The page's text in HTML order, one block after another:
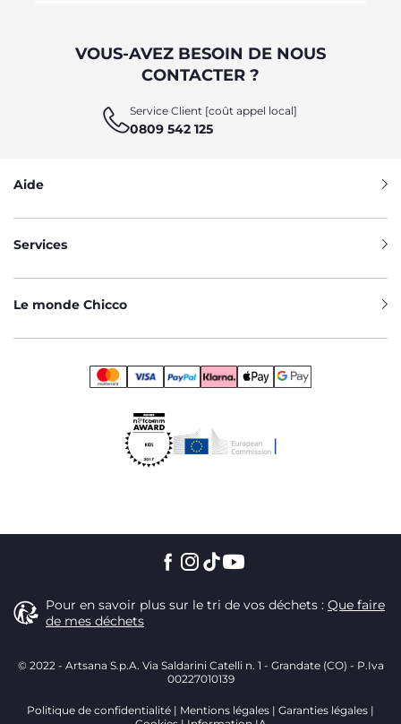
VOUS-AVEZ BESOIN DE NOUS
CONTACTER ?
Service Client [coût appel local]
0809 542 125
Aide
Services
Le monde Chicco
Pour en savoir plus sur le tri de vos déchets : Que faire
de mes déchets
© 2022 - Artsana S.p.A. Via Saldarini Catelli n. 1 - Grandate (CO) - P.Iva
00227010139
Politique de confidentialité Mentions légales
Garanties légales